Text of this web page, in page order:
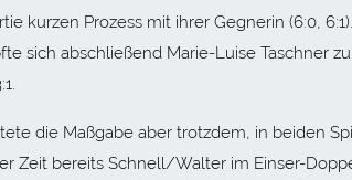
kurzen Prozess mit ihrer Gegnerin (6:0,
sich abschließend Marie-Luise Taschner
die Maßgabe aber trotzdem, in beiden
Zeit bereits Schnell/Walter im Einser-